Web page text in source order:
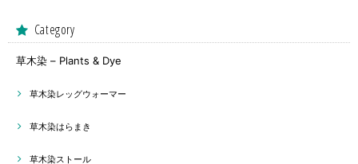
Category
草木染 – Plants & Dye
草木染レッグウォーマー
草木染はらまき
草木染ストール